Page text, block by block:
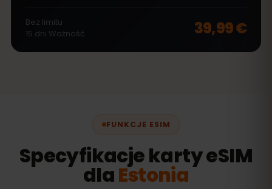
Bez limitu
15 dni Ważność 39,99 €
FUNKCJE ESIM
Specyfikacje karty eSIM
dlaEstonia